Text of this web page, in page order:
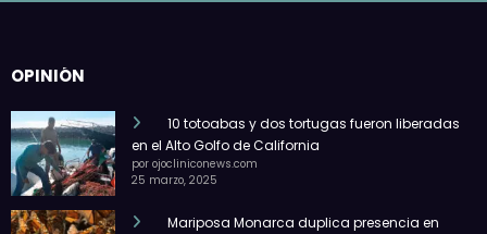
OPINIÓN
10 totoabas y dos tortugas fueron liberadas
en el Alto Golfo de California
por ojocliniconews.com
25 marzo, 2025
Mariposa Monarca duplica presencia en